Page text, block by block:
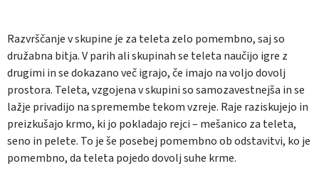
Razvrščanje v skupine je za teleta zelo pomembno, saj so
družabna bitja. V parih ali skupinah se teleta naučijo igre z
drugimi in se dokazano več igrajo, če imajo na voljo dovolj
prostora. Teleta, vzgojena v skupini so samozavestnejša in se
lažje privadijo na spremembe tekom vzreje. Raje raziskujejo in
preizkušajo krmo, ki jo pokladajo rejci – mešanico za teleta,
seno in pelete. To je še posebej pomembno ob odstavitvi, ko je
pomembno, da teleta pojedo dovolj suhe krme.